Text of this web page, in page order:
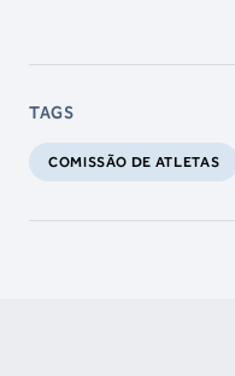
TAGS
COMISSÃO DE ATLETAS